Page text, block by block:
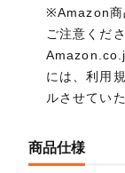
※Amazon商
ご注意くださ
には、利用
ルさせてい
商品仕様